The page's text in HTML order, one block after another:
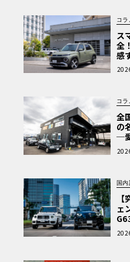
コラ
ス
全
感
【
コラ
全
の
─
術
を
国
ェ
極